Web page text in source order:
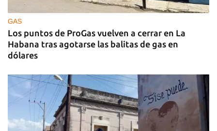
GAS
Los puntos de ProGas vuelven a cerrar en La
Habana tras agotarse las balitas de gas en
dólares